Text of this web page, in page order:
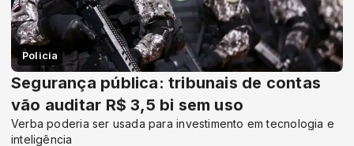
Policia
Segurança pública: tribunais de contas
vão auditar R$ 3,5 bi sem uso
Verba poderia ser usada para investimento em tecnologia e
inteligência